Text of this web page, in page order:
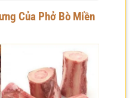
Của Phở Bò Miền